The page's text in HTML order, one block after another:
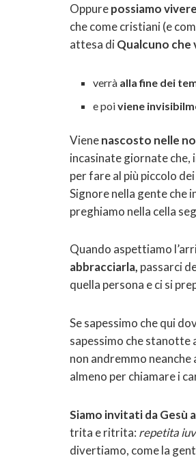
Oppurepossiamo
che come cristiani (e
attesa diQualcuno che
verrà alla fine dei
e poiviene
Vienenascosto nelle
incasinate giornate
per fare al più piccolo
Signore nella gente che
preghiamo nella cella
Quando aspettiamo
abbracciarla, passarci
quella persona e ci si
Se sapessimo che qui
sapessimo che stanotte
non andremmo
almeno per chiamare i
Siamo invitati da Gesù
trita e ritrita: repetita
divertiamo, come la